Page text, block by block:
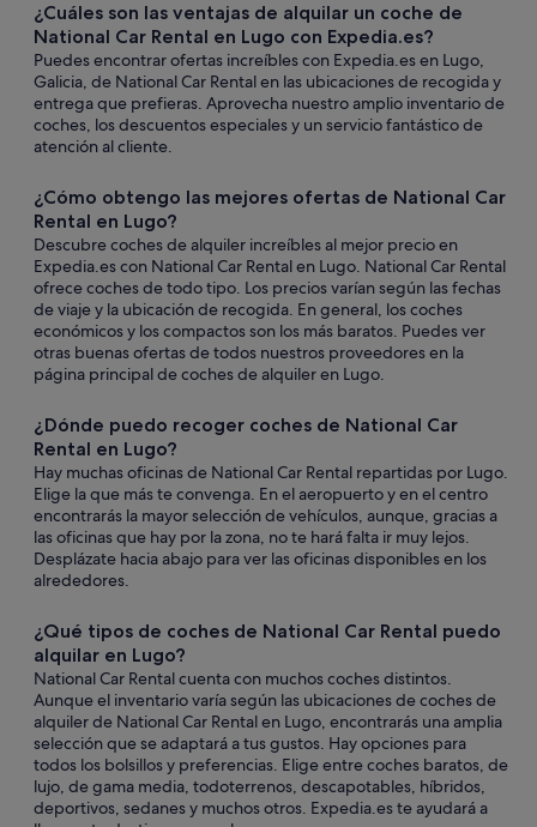
¿Cuáles son las ventajas de alquilar un coche de
National Car Rental en Lugo con Expedia.es?
Puedes encontrar ofertas increíbles con Expedia.es en Lugo,
Galicia, de National Car Rental en las ubicaciones de recogida y
entrega que prefieras. Aprovecha nuestro amplio inventario de
coches, los descuentos especiales y un servicio fantástico de
atención al cliente.
¿Cómo obtengo las mejores ofertas de National Car
Rental en Lugo?
Descubre coches de alquiler increíbles al mejor precio en
Expedia.es con National Car Rental en Lugo. National Car Rental
ofrece coches de todo tipo. Los precios varían según las fechas
de viaje y la ubicación de recogida. En general, los coches
económicos y los compactos son los más baratos. Puedes ver
otras buenas ofertas de todos nuestros proveedores en la
página principal de coches de alquiler en Lugo.
¿Dónde puedo recoger coches de National Car
Rental en Lugo?
Hay muchas oficinas de National Car Rental repartidas por Lugo.
Elige la que más te convenga. En el aeropuerto y en el centro
encontrarás la mayor selección de vehículos, aunque, gracias a
las oficinas que hay por la zona, no te hará falta ir muy lejos.
Desplázate hacia abajo para ver las oficinas disponibles en los
alrededores.
¿Qué tipos de coches de National Car Rental puedo
alquilar en Lugo?
National Car Rental cuenta con muchos coches distintos.
Aunque el inventario varía según las ubicaciones de coches de
alquiler de National Car Rental en Lugo, encontrarás una amplia
selección que se adaptará a tus gustos. Hay opciones para
todos los bolsillos y preferencias. Elige entre coches baratos, de
lujo, de gama media, todoterrenos, descapotables, híbridos,
deportivos, sedanes y muchos otros. Expedia.es te ayudará a